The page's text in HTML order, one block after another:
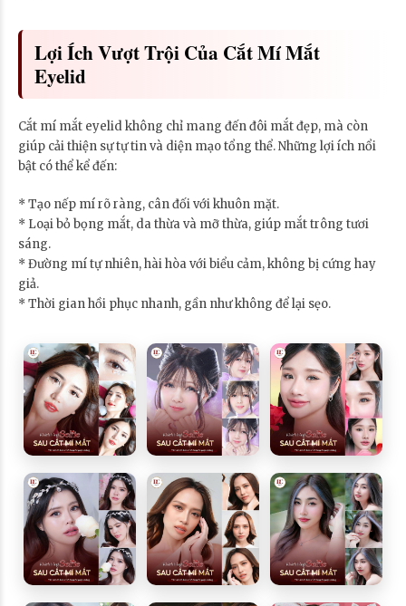
Lợi Ích Vượt Trội Của Cắt Mí Mắt
Eyelid
Cắt mí mắt eyelid không chỉ mang đến đôi mắt đẹp, mà còn
giúp cải thiện sự tự tin và diện mạo tổng thể. Những lợi ích nổi
bật có thể kể đến:
* Tạo nếp mí rõ ràng, cân đối với khuôn mặt.
* Loại bỏ bọng mắt, da thừa và mỡ thừa, giúp mắt trông tươi
sáng.
* Đường mí tự nhiên, hài hòa với biểu cảm, không bị cứng hay
giả.
* Thời gian hồi phục nhanh, gần như không để lại sẹo.